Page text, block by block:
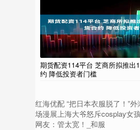
期货配资114平台 芝商所拟推出
约 降低投资者门槛
红海优配 “把日本衣服脱了！”外
场漫展上海大爷怒斥cosplay女孩
网友：管太宽！_和服